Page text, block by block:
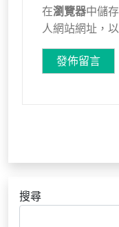
在瀏覽器中儲
人網站網址，
搜尋